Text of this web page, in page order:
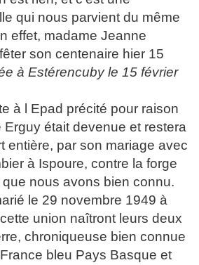
qui nous parvient du même
effet, madame Jeanne
son centenaire hier 15
à Estérencuby le 15 février
à l Epad précité pour raison
était devenue et restera
entière, par son mariage avec
à Ispoure, contre la forge
nous avons bien connu.
le 29 novembre 1949 à
union naîtront leurs deux
chroniqueuse bien connue
bleu Pays Basque et